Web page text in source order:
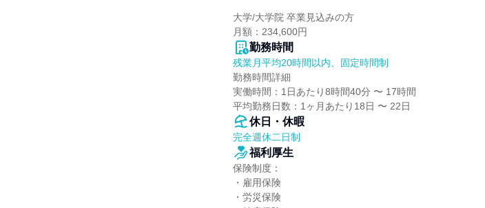
大学/大学院 卒業見込みの方
月額：234,600円
勤務時間
残業月平均20時間以内、固定時間制
勤務時間詳細
実働時間：1日あたり8時間40分 〜 17時間
平均勤務日数：1ヶ月あたり18日 〜 22日
休日・休暇
完全週休二日制
福利厚生
保険制度：
・雇用保険
・労災保険